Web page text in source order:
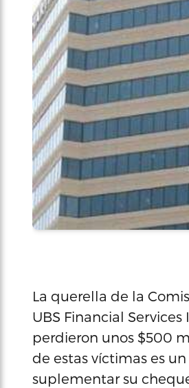
La querella de la
UBS Financial
perdieron unos $500
de estas víctimas es
suplementar su